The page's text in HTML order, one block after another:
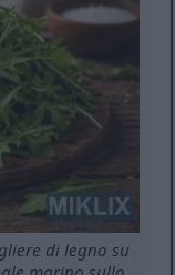
di legno su